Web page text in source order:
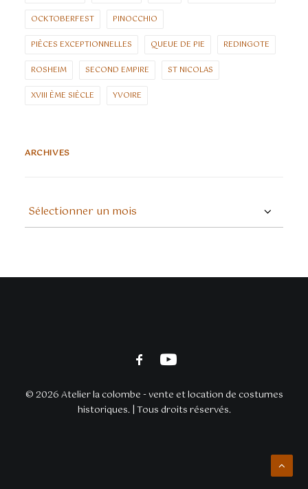
OCKTOBERFEST PINOCCHIO
PIÈCES EXCEPTIONNELLES QUEUE DE PIE REDINGOTE
ROSHEIM SECOND EMPIRE ST NICOLAS
XVIII ÈME SIÈCLE YVOIRE
ARCHIVES
ARCHIVES
© 2026 Atelier la colombe - vente et location de costumes
historiques. | Tous droits réservés.